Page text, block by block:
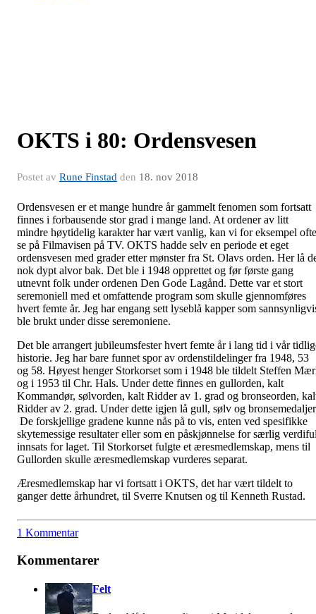
OKTS i 80: Ordensvesen
Postet av Rune Finstad den 18. nov 2018
Ordensvesen er et mange hundre år gammelt fenomen som fortsatt
finnes i forbausende stor grad i mange land. At ordener av litt
mindre høytidelig karakter har vært vanlig, kan vi for eksempel ofte
se på Filmavisen på TV. OKTS hadde selv en periode et eget
ordensvesen med grader etter mønster fra St. Olavs orden. Her lå
nok dypt alvor bak. Det ble i 1948 opprettet og før første gang
utnevnt folk under ordenen Den Gode Lagånd. Dette var et stort
seremoniell med et omfattende program som skulle gjennomføres
hvert femte år. Jeg har engang sett lyseblå kapper som
ble brukt under disse seremoniene.
Det ble arrangert jubileumsfester hvert femte år i lang tid i vår
historie. Jeg har bare funnet spor av ordenstildelinger fra 1948, 53
og 58. Høyest henger Storkorset som i 1948 ble tildelt Steffen
og i 1953 til Chr. Hals. Under dette finnes en gullorden, kalt
Kommandør, sølvorden, kalt Ridder av 1. grad og bronseorden,
Ridder av 2. grad. Under dette igjen lå gull, sølv og
De forskjellige gradene kunne nås på to vis, enten ved spesifikke
skytemessige resultater eller som en påskjønnelse for særlig
innsats for laget. Til Storkorset fulgte et æresmedlemskap, mens til
Gullorden skulle æresmedlemskap vurderes separat.
Æresmedlemskap har vi fortsatt i OKTS, det har vært tildelt to
ganger dette århundret, til Sverre Knutsen og til Kenneth Rustad.
1 Kommentar
Kommentarer
Felt